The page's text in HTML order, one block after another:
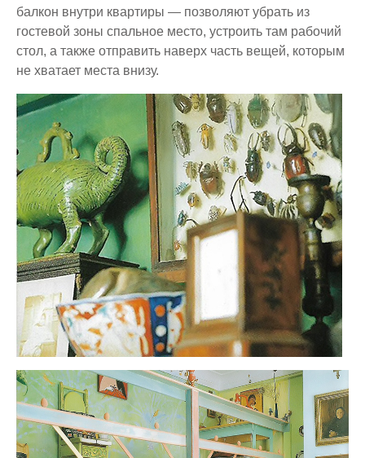
балкон внутри квартиры — позволяют убрать из
гостевой зоны спальное место, устроить там рабочий
стол, а также отправить наверх часть вещей, которым
не хватает места внизу.